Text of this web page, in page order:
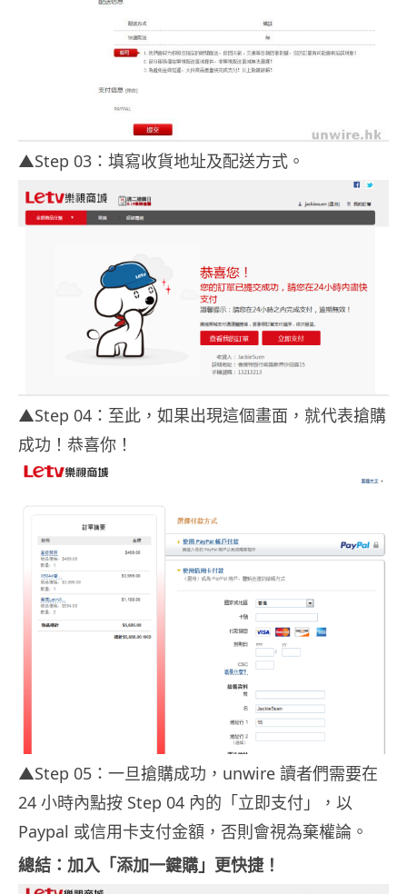
▲Step 03：填寫收貨地址及配送方式。
▲Step 04：至此，如果出現這個畫面，就代表搶購
成功！恭喜你！
▲Step 05：一旦搶購成功，unwire 讀者們需要在
24 小時內點按 Step 04 內的「立即支付」，以
Paypal 或信用卡支付金額，否則會視為棄權論。
總結：加入「添加一鍵購」更快捷！